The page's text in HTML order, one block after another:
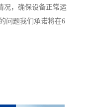
况，确保设备正常运
问题我们承诺将在6